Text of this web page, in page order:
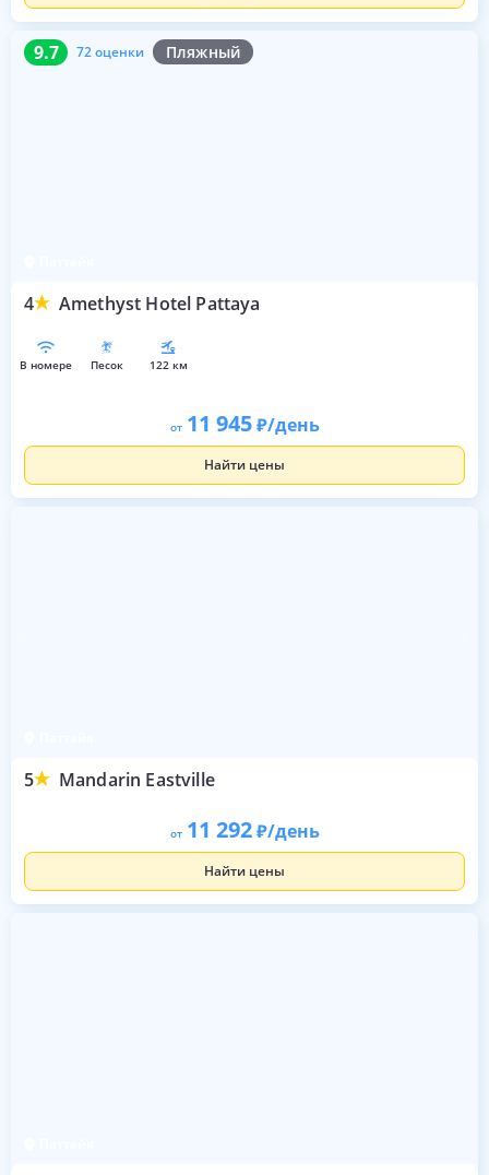
9.7 72 оценки Пляжный
4 Amethyst Hotel Pattaya
9.7 72 оценки
в номере песок 122 км
от 11 945 /день
Найти цены
5 Mandarin Eastville
от 11 292 /день
Найти цены